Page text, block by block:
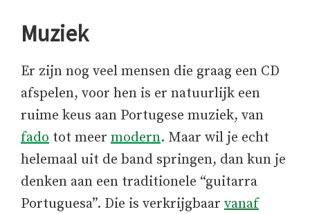
Muziek
Er zijn nog veel mensen die graag een CD
afspelen, voor hen is er natuurlijk een
ruime keus aan Portugese muziek, van
fado tot meer modern. Maar wil je echt
helemaal uit de band springen, dan kun je
denken aan een traditionele “guitarra
Portuguesa”. Die is verkrijgbaar vanaf